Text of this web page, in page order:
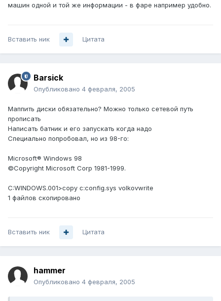
машин одной и той же информации - в фаре например удобно.
Вставить ник Цитата
Barsick
Опубликовано 4 февраля, 2005
Маппить диски обязательно? Можно только сетевой путь
прописать
Написать батник и его запускать когда надо
Специально попробовал, но из 98-го:
Microsoft® Windows 98
©Copyright Microsoft Corp 1981-1999.
C:WINDOWS.001>copy c:config.sys volkovwrite
1 файлов скопировано
Вставить ник Цитата
hammer
Опубликовано 4 февраля, 2005